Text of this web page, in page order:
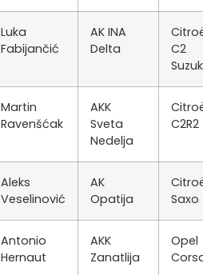
Luka
Fabijančić
AK INA
Delta
C2
Martin
Ravenšćak
AKK
Sveta
Nedelja
C2R2
Aleks
Veselinović
AK
Opatija
Saxo
Antonio
Hernaut
AKK
Zanatlija
Opel